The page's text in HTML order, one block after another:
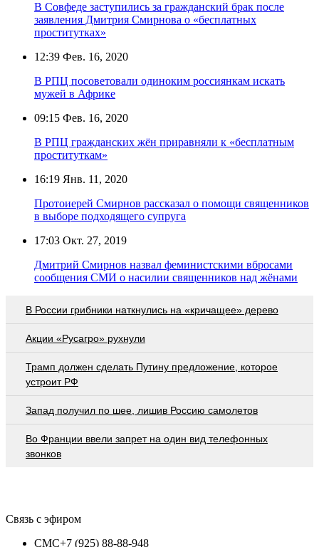
В Совфеде заступились за гражданский брак после
заявления Дмитрия Смирнова о «бесплатных
проститутках»
12:39 Фев. 16, 2020
В РПЦ посоветовали одиноким россиянкам искать
мужей в Африке
09:15 Фев. 16, 2020
В РПЦ гражданских жён приравняли к «бесплатным
проституткам»
16:19 Янв. 11, 2020
Протоиерей Смирнов рассказал о помощи священников
в выборе подходящего супруга
17:03 Окт. 27, 2019
Дмитрий Смирнов назвал феминистскими вбросами
сообщения СМИ о насилии священников над жёнами
В России грибники наткнулись на «кричащее» дерево
Акции «Русагро» рухнули
Трамп должен сделать Путину предложение, которое
устроит РФ
Запад получил по шее, лишив Россию самолетов
Во Франции ввели запрет на один вид телефонных
звонков
Связь с эфиром
СМС+7 (925) 88-88-948